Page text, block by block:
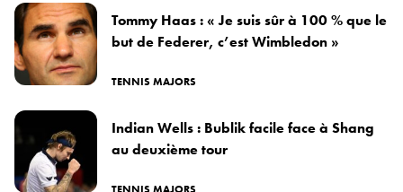
Tommy Haas : « Je suis sûr à 100 % que le
but de Federer, c’est Wimbledon »
TENNIS MAJORS
Indian Wells : Bublik facile face à Shang
au deuxième tour
TENNIS MAJORS